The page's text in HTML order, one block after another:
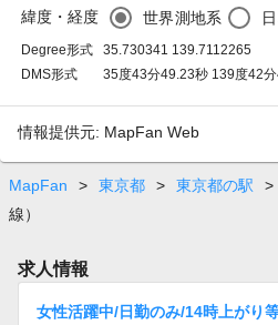
緯度・経度 世界測地系
Degree形式
35.730341 139.7112265
DMS形式
35度43分49.23秒 139度42
情報提供元: MapFan Web
MapFan > 東京都 > 東京都の駅 >
線）
求人情報
女性活躍中/日勤のみ/14時上がり